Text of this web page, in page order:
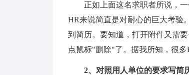
正如上面这名求职者所说，
HR来说简直是对耐心的巨大考验
到简历。要知道，打开附件又需
点鼠标"删除"了。据我所知，很多
2、对照用人单位的要求写简